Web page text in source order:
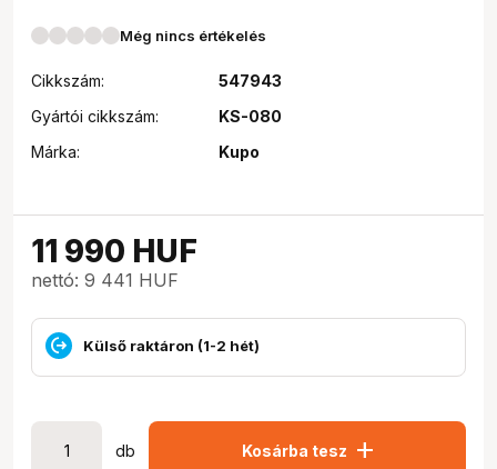
Még nincs értékelés
Cikkszám:
547943
Gyártói cikkszám:
KS-080
Márka:
Kupo
11 990 HUF
nettó: 9 441 HUF
Külső raktáron (1-2 hét)
db Kosárba tesz add